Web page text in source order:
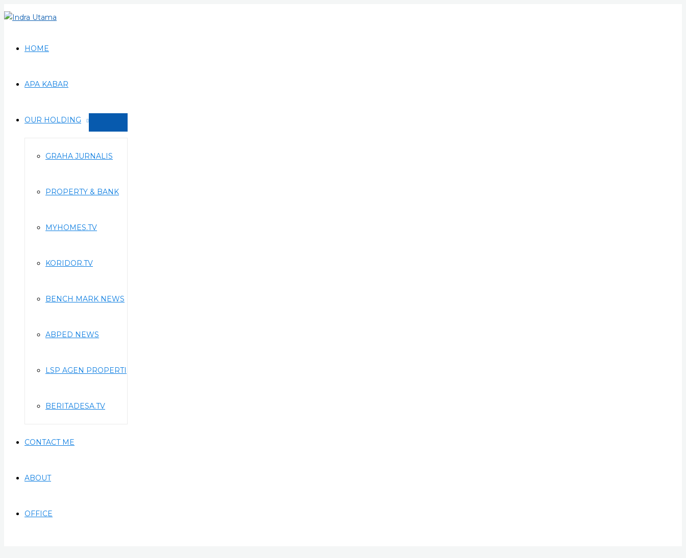
Skip
to
HOME
APA KABAR
OUR HOLDING
Toggle
GRAHA JURNALIS
PROPERTY & BANK
MYHOMES.TV
KORIDOR.TV
BENCH MARK NEWS
ABPED NEWS
LSP AGEN PROPERTI
BERITADESA.TV
CONTACT ME
ABOUT
OFFICE